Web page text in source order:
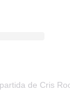
de Cris